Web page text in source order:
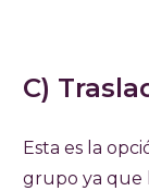
C)
Esta es la
grupo ya que